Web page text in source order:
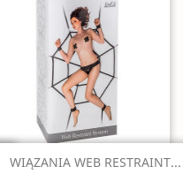
Szybki podgląd
WIĄZANIA WEB RESTRAINT...